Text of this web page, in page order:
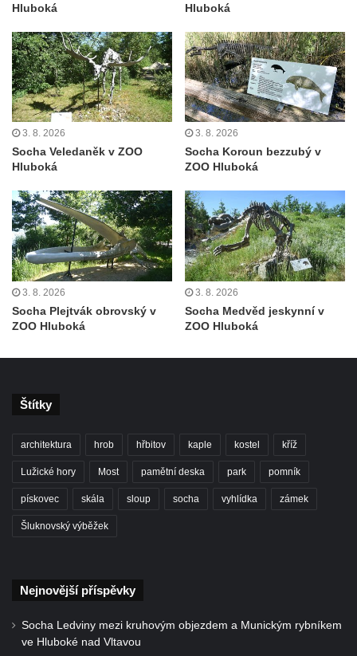
severně od Tokáně
Obrázek svatého Huberta na buku svatého
Huberta
Obrázek svatého Jakuba na skále u cesty
východně od Srbské Kamenice
Busta Jana Amose Komenského na domě
Socha ležícího koně v Sadech
Československé armády v Teplicích
Socha Medvídě v Tierpark Chemnitz
Sochy Ležící žena v Tierpark Chemnitz
Sochy Ptáci v Tierpark Chemnitz
Socha Skupina jeřábů v Tierpark Chemnitz
Socha Panter v ZOO Leipzig
Socha Tygr v ZOO Leipzig
Socha Mladý slon v ZOO Leipzig
Socha Býk v ZOO Dresden
Socha krokodýla v ZOO Dresden
Socha slona v ZOO Dresden
Hluboká
Hluboká
3. 8. 2026
Socha Veledaněk v ZOO
Hluboká
3. 8. 2026
Socha Koroun bezzubý v
ZOO Hluboká
3. 8. 2026
Socha Plejtvák obrovský v
ZOO Hluboká
3. 8. 2026
Socha Medvěd jeskynní v
ZOO Hluboká
Štítky
architektura hrob hřbitov kaple kostel kříž
Lužické hory Most pamětní deska park pomník
pískovec skála sloup socha vyhlídka zámek
Šluknovský výběžek
Nejnovější příspěvky
Socha Ledviny mezi kruhovým objezdem a Munickým rybníkem
ve Hluboké nad Vltavou